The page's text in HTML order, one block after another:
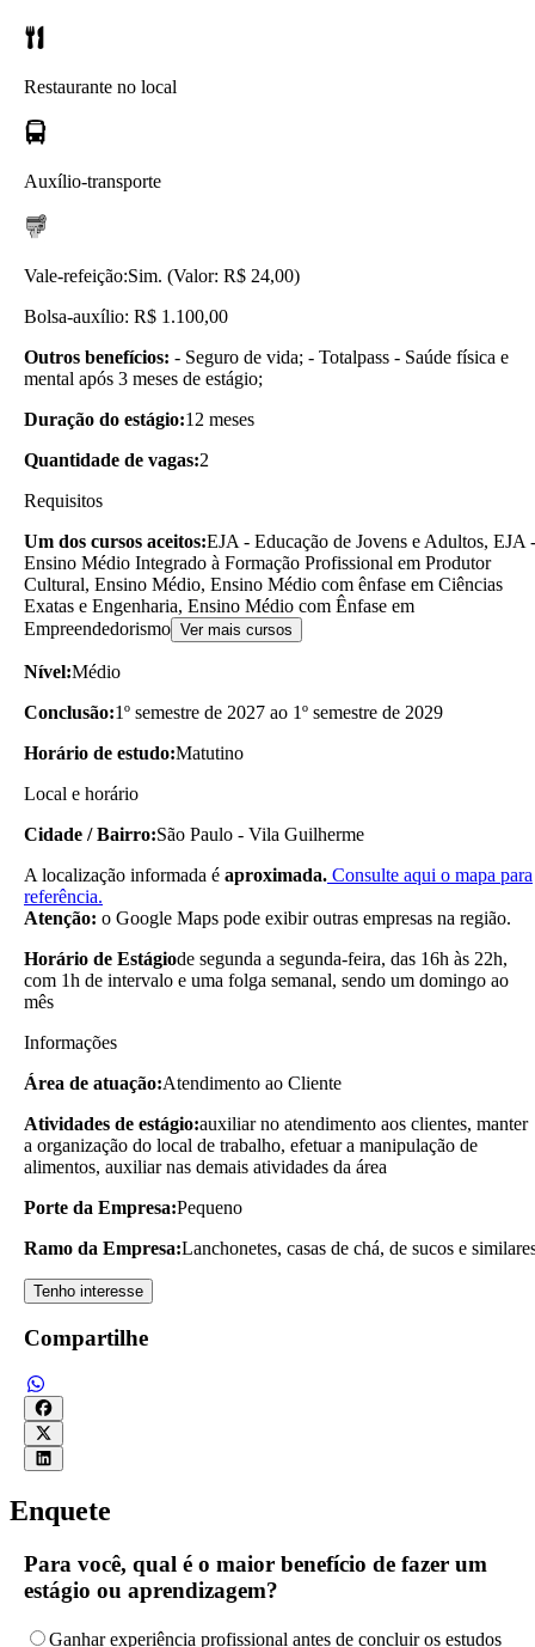
Restaurante no local
Auxílio-transporte
Vale-refeição:Sim. (Valor: R$ 24,00)
Bolsa-auxílio: R$ 1.100,00
Outros benefícios: - Seguro de vida; - Totalpass - Saúde física e
mental após 3 meses de estágio;
Duração do estágio:12 meses
Quantidade de vagas:2
Requisitos
Um dos cursos aceitos:EJA - Educação de Jovens e Adultos, EJA -
Ensino Médio Integrado à Formação Profissional em Produtor
Cultural, Ensino Médio, Ensino Médio com ênfase em Ciências
Exatas e Engenharia, Ensino Médio com Ênfase em
Empreendedorismo Ver mais cursos
Nível:Médio
Conclusão:1º semestre de 2027 ao 1º semestre de 2029
Horário de estudo:Matutino
Local e horário
Cidade / Bairro:São Paulo - Vila Guilherme
A localização informada é aproximada. Consulte aqui o mapa para
referência.
Atenção: o Google Maps pode exibir outras empresas na região.
Horário de Estágiode segunda a segunda-feira, das 16h às 22h,
com 1h de intervalo e uma folga semanal, sendo um domingo ao
mês
Informações
Área de atuação:Atendimento ao Cliente
Atividades de estágio:auxiliar no atendimento aos clientes, manter
a organização do local de trabalho, efetuar a manipulação de
alimentos, auxiliar nas demais atividades da área
Porte da Empresa:Pequeno
Ramo da Empresa:Lanchonetes, casas de chá, de sucos e
Tenho interesse
Compartilhe
Enquete
Para você, qual é o maior benefício de fazer um
estágio ou aprendizagem?
Ganhar experiência profissional antes de concluir os estudos